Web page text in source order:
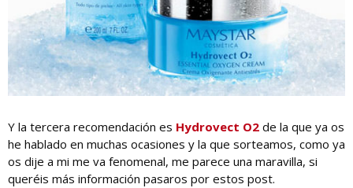
Y la tercera recomendación es Hydrovect O2 de la que ya os
he hablado en muchas ocasiones y la que sorteamos, como ya
os dije a mi me va fenomenal, me parece una maravilla, si
queréis más información pasaros por estos post.